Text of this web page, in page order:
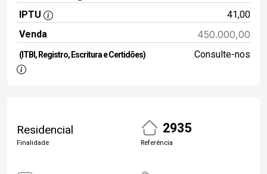
IPTU
41,00
Venda
450.000,00
(ITBI, Registro, Escritura e Certidões) Consulte-nos
Residencial
Finalidade
2935
Referência